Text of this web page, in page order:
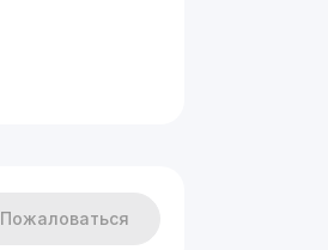
Пожаловаться